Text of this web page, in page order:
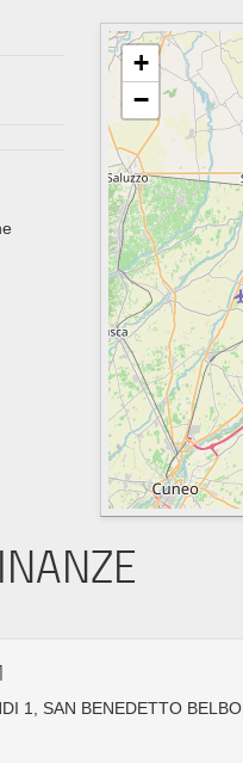
+
−
1, SAN BENEDETTO